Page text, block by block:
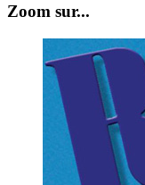
Zoom sur...